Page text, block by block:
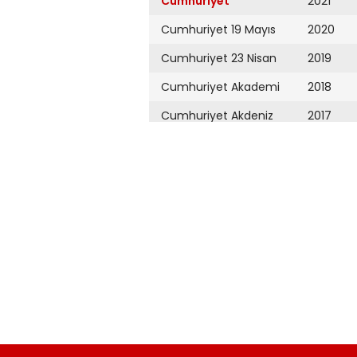
Cumhuriyet 19 Mayıs
Cumhuriyet 23 Nisan
Cumhuriyet Akademi
Cumhuriyet Akdeniz
Cumhuriyet Çevre
2020
2019
2018
2017
2009